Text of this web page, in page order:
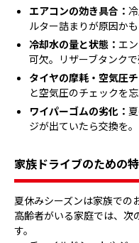
エアコンの効き具合：
ルター詰まりが原因かも
冷却水の量と状態： エ
可欠。リザーブタンクで
タイヤの摩耗・空気圧チ
と空気圧のチェックを忘
ワイパーゴムの劣化：
ジが出ていたら交換を。
家族ドライブのための
夏休みシーズンは家族での
高齢者がいる家庭では、次
す。